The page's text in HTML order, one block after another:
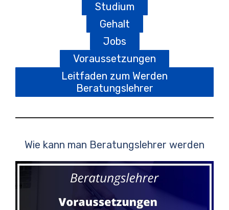
Studium
Gehalt
Jobs
Voraussetzungen
Leitfaden zum Werden
Beratungslehrer
Wie kann man Beratungslehrer werden